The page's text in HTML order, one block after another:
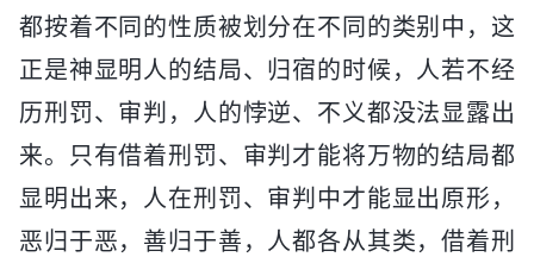
都按着不同的性质被划分在不同的类别中，这
正是神显明人的结局、归宿的时候，人若不经
历刑罚、审判，人的悖逆、不义都没法显露出
来。只有借着刑罚、审判才能将万物的结局都
显明出来，人在刑罚、审判中才能显出原形，
恶归于恶，善归于善，人都各从其类，借着刑